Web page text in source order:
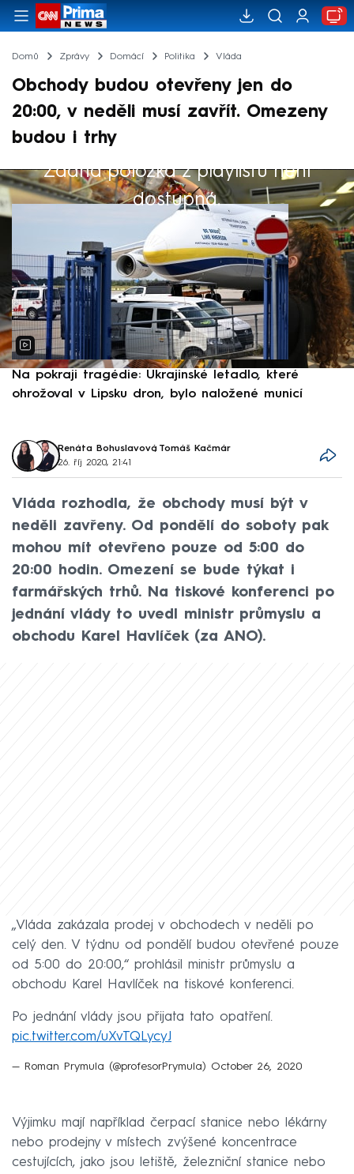
Domů Zprávy Domácí Politika Vláda
Obchody budou otevřeny jen do
20:00, v neděli musí zavřít. Omezeny
budou i trhy
Žádná položka z playlistu není
dostupná.
Výběr redakce
Na pokraji tragédie: Ukrajinské letadlo, které
ohrožoval v Lipsku dron, bylo naložené municí
Renáta Bohuslavová, Tomáš Kačmár
26. říj 2020, 21:41
Vláda rozhodla, že obchody musí být v
neděli zavřeny. Od pondělí do soboty pak
mohou mít otevřeno pouze od 5:00 do
20:00 hodin. Omezení se bude týkat i
farmářských trhů. Na tiskové konferenci po
jednání vlády to uvedl ministr průmyslu a
obchodu Karel Havlíček (za ANO).
„Vláda zakázala prodej v obchodech v neděli po
celý den. V týdnu od pondělí budou otevřené pouze
od 5:00 do 20:00,“ prohlásil ministr průmyslu a
obchodu Karel Havlíček na tiskové konferenci.
Po jednání vlády jsou přijata tato opatření.
pic.twitter.com/uXvTQLycyJ
— Roman Prymula (@profesorPrymula) October 26, 2020
Výjimku mají například čerpací stanice nebo lékárny
nebo prodejny v místech zvýšené koncentrace
cestujících, jako jsou letiště, železniční stanice nebo